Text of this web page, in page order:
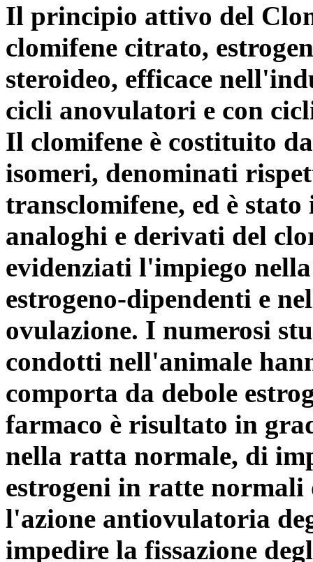
Il principio attivo del
clomifene citrato,
steroideo, efficace
cicli anovulatori e con
Il clomifene è costituito
isomeri, denominati
transclomifene, ed è
analoghi e derivati del
evidenziati l'impiego
estrogeno-dipendenti e
ovulazione. I numerosi
condotti nell'animale
comporta da debole
farmaco è risultato in
nella ratta normale, di
estrogeni in ratte normali
l'azione antiovulatoria
impedire la fissazione